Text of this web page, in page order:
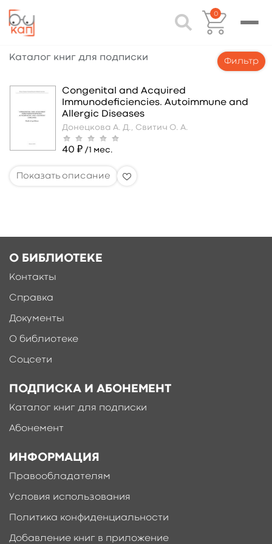
0
Каталог книг для подписки Фильтр
Congenital and Acquired
Immunodeﬁciencies. Autoimmune and
Allergic Diseases
Донецкова А. Д., Свитич О. А.
40 ₽ /1 мес.
О БИБЛИОТЕКЕ
Контакты
Справка
Документы
О библиотеке
Соцсети
ПОДПИСКА И АБОНЕМЕНТ
Каталог книг для подписки
Абонемент
ИНФОРМАЦИЯ
Правообладателям
Условия использования
Политика конфиденциальности
Добавление книг в приложение